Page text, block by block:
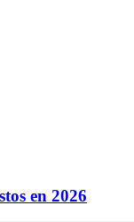
en 2026